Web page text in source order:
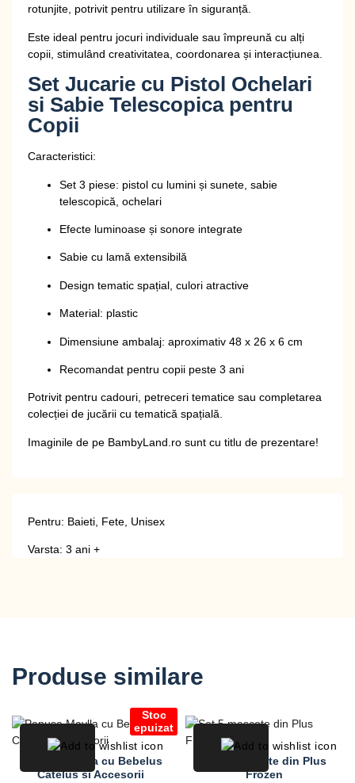
rotunjite, potrivit pentru utilizare în siguranță.
Este ideal pentru jocuri individuale sau împreună cu alți
copii, stimulând creativitatea, coordonarea și interacțiunea.
Set Jucarie cu Pistol Ochelari
si Sabie Telescopica pentru
Copii
Caracteristici:
Set 3 piese: pistol cu lumini și sunete, sabie
telescopică, ochelari
Efecte luminoase și sonore integrate
Sabie cu lamă extensibilă
Design tematic spațial, culori atractive
Material: plastic
Dimensiune ambalaj: aproximativ 48 x 26 x 6 cm
Recomandat pentru copii peste 3 ani
Potrivit pentru cadouri, petreceri tematice sau completarea
colecției de jucării cu tematică spațială.
Imaginile de pe BambyLand.ro sunt cu titlu de prezentare!
Pentru: Baieti, Fete, Unisex
Varsta: 3 ani +
Produse similare
Stoc
epuizat
Papusa Maylla cu Bebelus
Catelus si Accesorii
Set 5 mascote din Plus
Frozen